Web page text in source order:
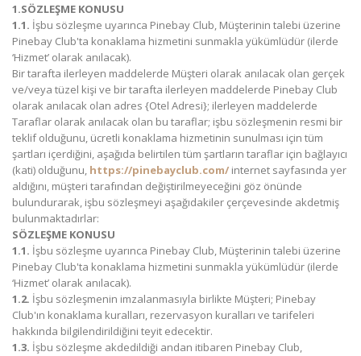
1.SÖZLEŞME KONUSU
1.1. İşbu sözleşme uyarınca Pinebay Club, Müşterinin talebi üzerine
Pinebay Club'ta konaklama hizmetini sunmakla yükümlüdür (ilerde
‘Hizmet’ olarak anılacak).
Bir tarafta ilerleyen maddelerde Müşteri olarak anılacak olan gerçek
ve/veya tüzel kişi ve bir tarafta ilerleyen maddelerde Pinebay Club
olarak anılacak olan adres {Otel Adresi}; ilerleyen maddelerde
Taraflar olarak anılacak olan bu taraflar; işbu sözleşmenin resmi bir
teklif olduğunu, ücretli konaklama hizmetinin sunulması için tüm
şartları içerdiğini, aşağıda belirtilen tüm şartların taraflar için bağlayıcı
(kati) olduğunu, https://pinebayclub.com/ internet sayfasında yer
aldığını, müşteri tarafından değiştirilmeyeceğini göz önünde
bulundurarak, işbu sözleşmeyi aşağıdakiler çerçevesinde akdetmiş
bulunmaktadırlar:
SÖZLEŞME KONUSU
1.1. İşbu sözleşme uyarınca Pinebay Club, Müşterinin talebi üzerine
Pinebay Club'ta konaklama hizmetini sunmakla yükümlüdür (ilerde
‘Hizmet’ olarak anılacak).
1.2. İşbu sözleşmenin imzalanmasıyla birlikte Müşteri; Pinebay
Club'ın konaklama kuralları, rezervasyon kuralları ve tarifeleri
hakkında bilgilendirildiğini teyit edecektir.
1.3. İşbu sözleşme akdedildiği andan itibaren Pinebay Club,